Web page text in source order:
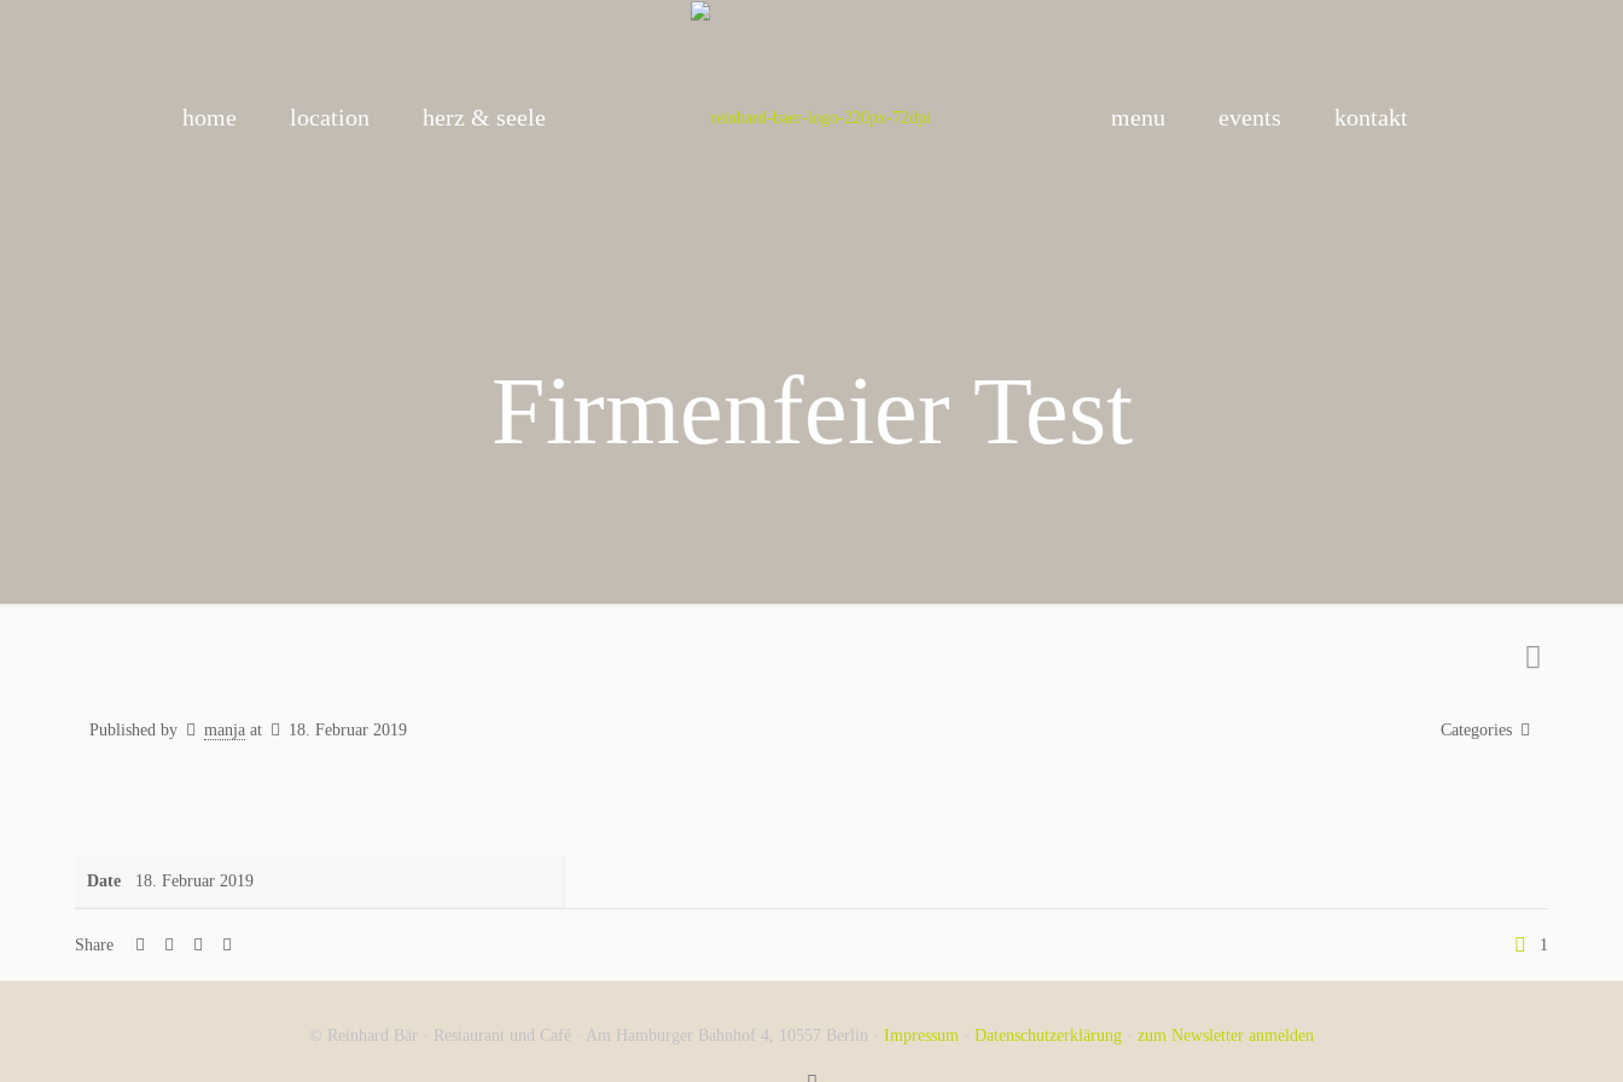
home location herz & seele menu events kontakt
Firmenfeier Test
Published by manja at 18. Februar 2019 Categories
Date 18. Februar 2019
Share 1
© Reinhard Bär · Restaurant und Café · Am Hamburger Bahnhof 4, 10557 Berlin · Impressum · Datenschutzerklärung · zum Newsletter anmelden